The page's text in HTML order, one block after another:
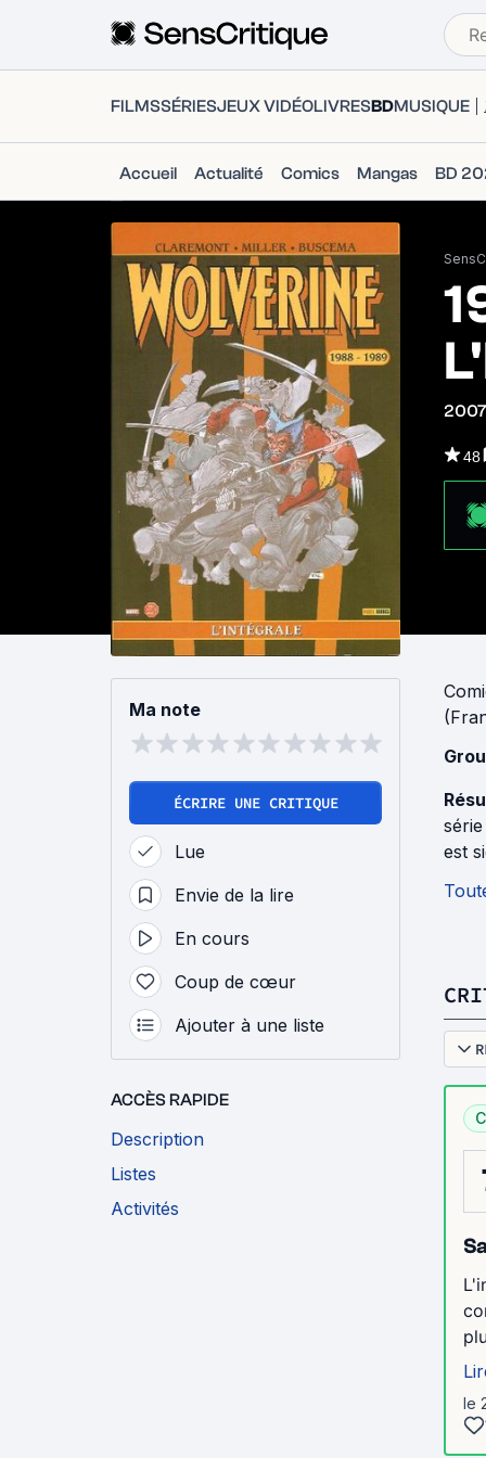
FILMSSÉRIESJEUX VIDÉOLIVRESBDMUSIQUE
Accueil Actualité Comics Mangas BD
2007
48
Ma note
ÉCRIRE UNE CRITIQUE
Lue
Envie de la lire
En cours
Coup de cœur
Ajouter à une liste
ACCÈS RAPIDE
Description
Listes
Activités
est
le